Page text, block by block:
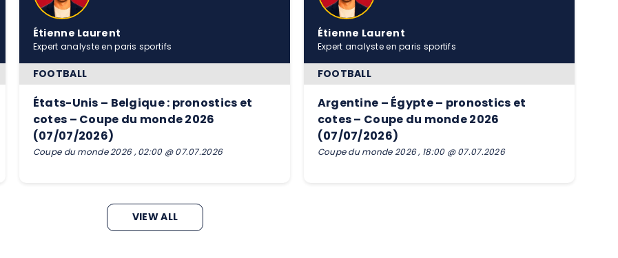
Étienne Laurent
Expert analyste en paris sportifs
FOOTBALL
États-Unis – Belgique : pronostics et
cotes – Coupe du monde 2026
(07/07/2026)
Coupe du monde 2026 , 02:00 @ 07.07.2026
Étienne Laurent
Expert analyste en paris sportifs
FOOTBALL
Argentine – Égypte – pronostics et
cotes – Coupe du monde 2026
(07/07/2026)
Coupe du monde 2026 , 18:00 @ 07.07.2026
VIEW ALL